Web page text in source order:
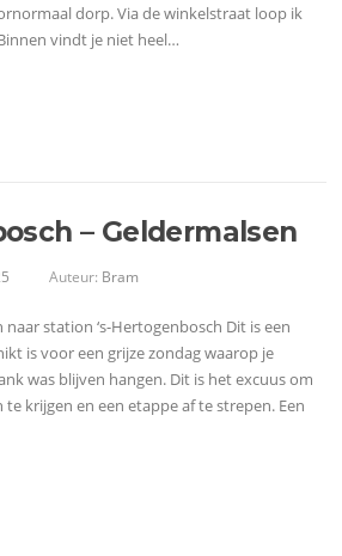
dorp. Via de winkelstraat loop ik
vindt je niet heel…
– Geldermalsen
Auteur: Bram
station ‘s-Hertogenbosch Dit is een
is voor een grijze zondag waarop je
was blijven hangen. Dit is het excuus om
krijgen en een etappe af te strepen. Een